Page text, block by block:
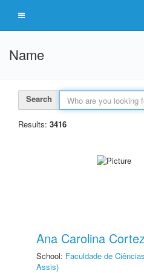
Name
Search
Results: 3416
Ana Carolina
School: Faculdade de
Assis)